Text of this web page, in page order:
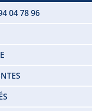
04 78 96